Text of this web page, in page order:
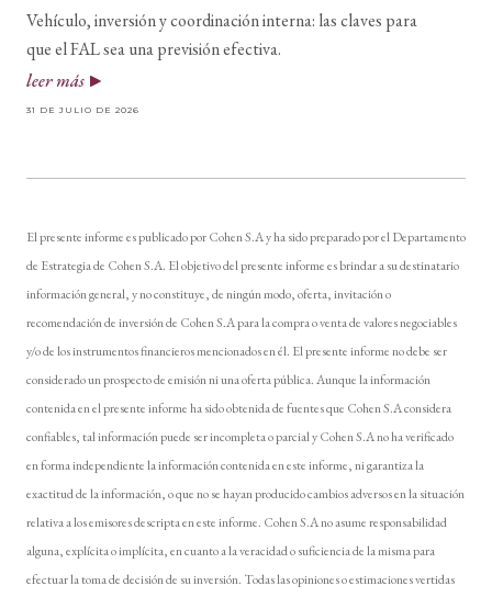
Vehículo, inversión y coordinación interna: las claves para
que el FAL sea una previsión efectiva.
leer más
31 DE JULIO DE 2026
El presente informe es publicado por Cohen S.A y ha sido preparado por el Departamento
de Estrategia de Cohen S.A. El objetivo del presente informe es brindar a su destinatario
información general, y no constituye, de ningún modo, oferta, invitación o
recomendación de inversión de Cohen S.A para la compra o venta de valores negociables
y/o de los instrumentos financieros mencionados en él. El presente informe no debe ser
considerado un prospecto de emisión ni una oferta pública. Aunque la información
contenida en el presente informe ha sido obtenida de fuentes que Cohen S.A considera
confiables, tal información puede ser incompleta o parcial y Cohen S.A no ha verificado
en forma independiente la información contenida en este informe, ni garantiza la
exactitud de la información, o que no se hayan producido cambios adversos en la situación
relativa a los emisores descripta en este informe. Cohen S.A no asume responsabilidad
alguna, explícita o implícita, en cuanto a la veracidad o suficiencia de la misma para
efectuar la toma de decisión de su inversión. Todas las opiniones o estimaciones vertidas